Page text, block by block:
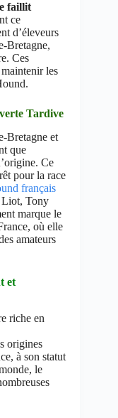
faillit
ce
d’éleveurs
Bretagne,
Ces
les
Tardive
Bretagne et
que
Ce
pour la race
français
Liot, Tony
marque le
où elle
amateurs
et
riche en
origines
à son statut
le